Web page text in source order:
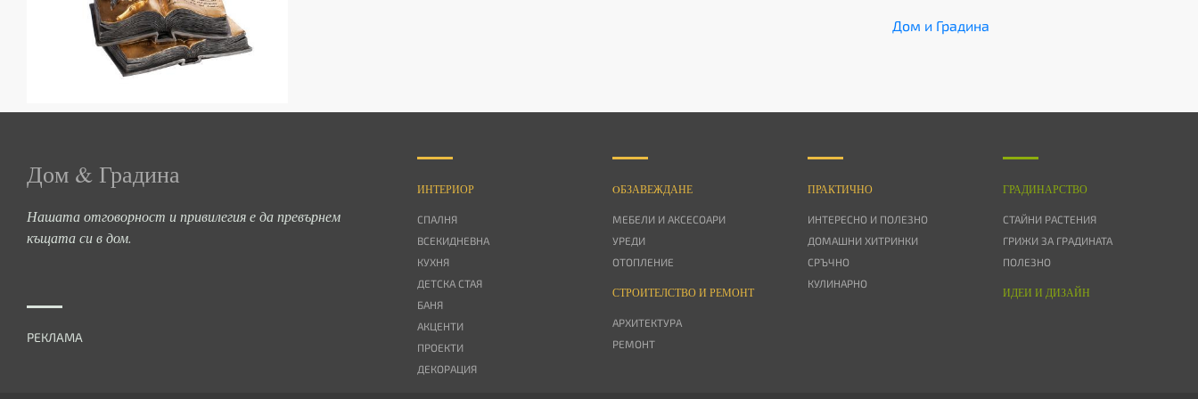
Дом и Градина
Дом & Градина
Нашата отговорност и привилегия е да превърнем
къщата си в дом.
РЕКЛАМА
ИНТЕРИОР
СПАЛНЯ
ВСЕКИДНЕВНА
КУХНЯ
ДЕТСКА СТАЯ
БАНЯ
АКЦЕНТИ
ПРОЕКТИ
ДЕКОРАЦИЯ
OБЗАВЕЖДАНЕ
МЕБЕЛИ И АКСЕСОАРИ
УРЕДИ
ОТОПЛЕНИЕ
СТРОИТЕЛСТВО И РЕМОНТ
АРХИТЕКТУРА
РЕМОНТ
ПРАКТИЧНО
ИНТЕРЕСНО И ПОЛЕЗНО
ДОМАШНИ ХИТРИНКИ
СРЪЧНО
КУЛИНАРНО
ГРАДИНАРСТВО
СТАЙНИ РАСТЕНИЯ
ГРИЖИ ЗА ГРАДИНАТА
ПОЛЕЗНО
ИДЕИ И ДИЗАЙН